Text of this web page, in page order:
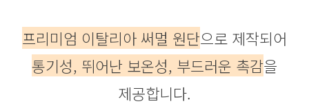
프리미엄 이탈리아 써멀 원단으로 제작되어
통기성, 뛰어난 보온성, 부드러운 촉감을
제공합니다.